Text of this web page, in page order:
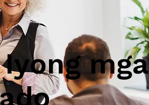
mga